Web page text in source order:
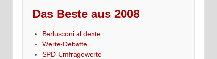
Das Beste aus 2008
Berlusconi al dente
Werte-Debatte
SPD-Umfragewerte